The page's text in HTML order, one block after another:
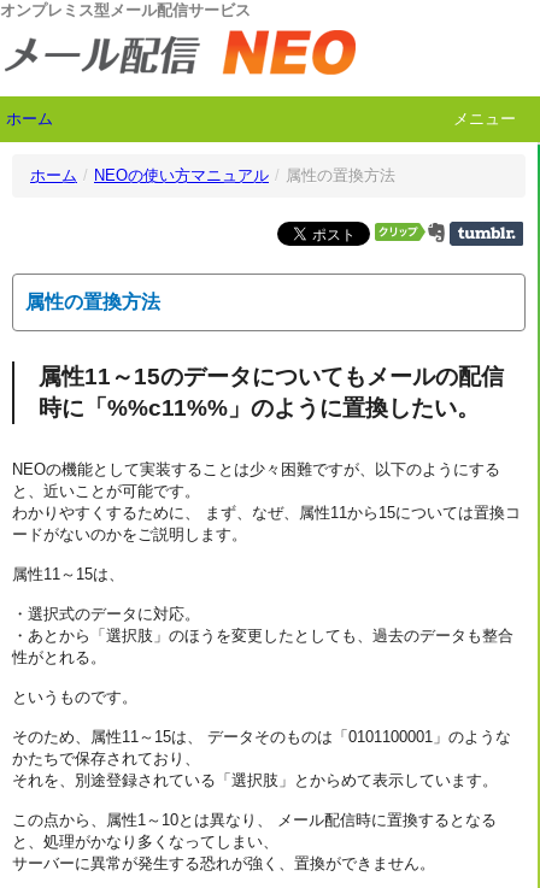
オンプレミス型メール配信サービス
ホーム メニュー
ホーム / NEOの使い方マニュアル / 属性の置換方法
属性の置換方法
属性11～15のデータについてもメールの配信
時に「%%c11%%」のように置換したい。
NEOの機能として実装することは少々困難ですが、以下のようにする
と、近いことが可能です。
わかりやすくするために、 まず、なぜ、属性11から15については置換コ
ードがないのかをご説明します。
属性11～15は、
・選択式のデータに対応。
・あとから「選択肢」のほうを変更したとしても、過去のデータも整合
性がとれる。
というものです。
そのため、属性11～15は、 データそのものは「0101100001」のような
かたちで保存されており、
それを、別途登録されている「選択肢」とからめて表示しています。
この点から、属性1～10とは異なり、 メール配信時に置換するとなる
と、処理がかなり多くなってしまい、
サーバーに異常が発生する恐れが強く、置換ができません。